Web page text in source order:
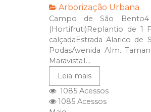
Arborização Urbana
Campo de São
(Hortifruti)Replantio de 1
calçadaEstrada Alarico de
PodasAvenida Alm.
Maravista1...
Leia mais
1085 Acessos
1085 Acessos